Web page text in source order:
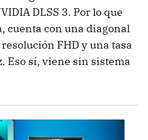
DLSS 3. Por lo que
cuenta con una diagonal
FHD y una tasa
Eso sí, viene sin sistema